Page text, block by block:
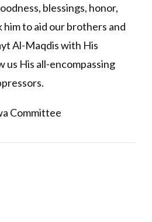
blessings, honor,
him to aid our brothers and
Al-Maqdis with His
us His all-encompassing
Committee